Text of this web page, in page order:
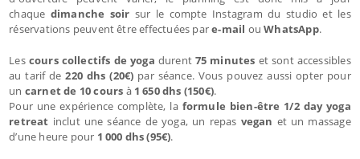
chaque dimanche soir sur le compte Instagram du studio et les
réservations peuvent être effectuées pare-mail ouWhatsApp.
Les cours collectifs de yoga durent 75 minutes et sont accessibles
au tarif de220 dhs (20€) par séance. Vous pouvez aussi opter pour
un carnet de 10 cours à 1 650 dhs (150€).
Pour une expérience complète, la formule bien-être 1/2 day yoga
retreat inclut une séance de yoga, un repas vegan et un massage
d’une heure pour 1 000 dhs (95€).